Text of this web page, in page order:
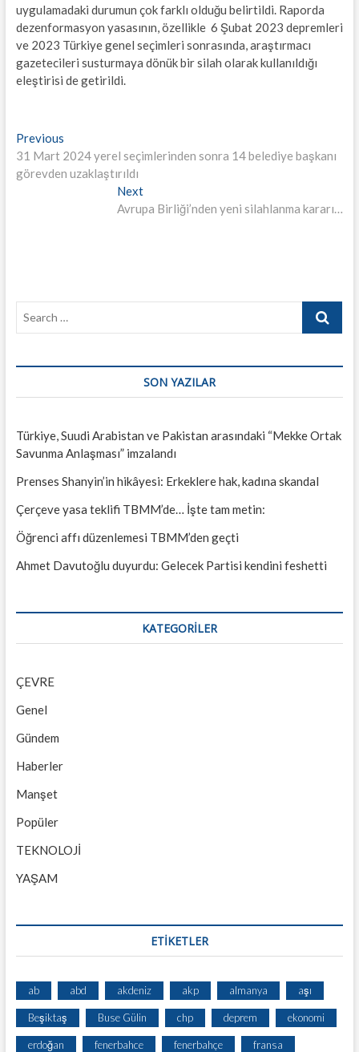
uygulamadaki durumun çok farklı olduğu belirtildi. Raporda
dezenformasyon yasasının, özellikle 6 Şubat 2023 depremleri
ve 2023 Türkiye genel seçimleri sonrasında, araştırmacı
gazetecileri susturmaya dönük bir silah olarak kullanıldığı
eleştirisi de getirildi.
Yazı
gezinmesi
PreviousPrevious
post:
31 Mart 2024 yerel seçimlerinden sonra 14 belediye başkanı
görevden uzaklaştırıldı
NextNext
post:
Avrupa Birliği’nden yeni silahlanma kararı…
Search
SON YAZILAR
Türkiye, Suudi Arabistan ve Pakistan arasındaki “Mekke Ortak
Savunma Anlaşması” imzalandı
Prenses Shanyin’in hikâyesi: Erkeklere hak, kadına skandal
Çerçeve yasa teklifi TBMM’de… İşte tam metin:
Öğrenci affı düzenlemesi TBMM’den geçti
Ahmet Davutoğlu duyurdu: Gelecek Partisi kendini feshetti
KATEGORILER
ÇEVRE
Genel
Gündem
Haberler
Manşet
Popüler
TEKNOLOJİ
YAŞAM
ETİKETLER
ab abd akdeniz akp almanya aşı
Beşiktaş Buse Gülin chp deprem ekonomi
erdoğan fenerbahce fenerbahçe fransa